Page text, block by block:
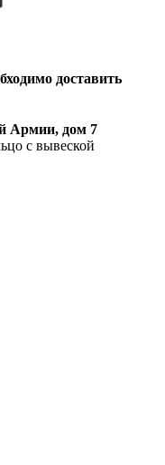
доставить
Армии, дом 7
с вывеской